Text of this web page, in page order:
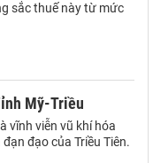
sắc thuế này từ mức
Mỹ-Triều
vĩnh viễn vũ khí hóa
đạo của Triều Tiên.